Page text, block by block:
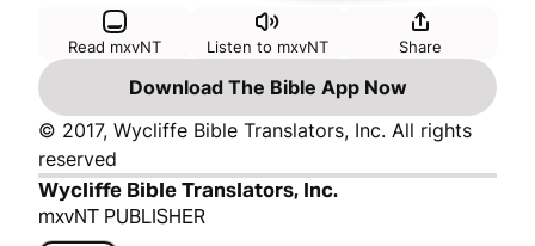
Read mxvNT Listen to mxvNT Share
Download The Bible App Now
© 2017, Wycliffe Bible Translators, Inc. All rights
reserved
Wycliffe Bible Translators, Inc.
mxvNT PUBLISHER